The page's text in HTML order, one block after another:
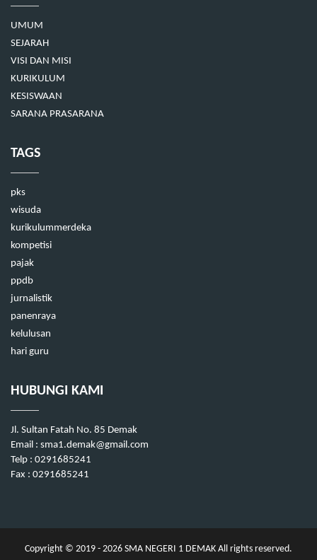
UMUM
SEJARAH
VISI DAN MISI
KURIKULUM
KESISWAAN
SARANA PRASARANA
TAGS
pks
wisuda
kurikulummerdeka
kompetisi
pajak
ppdb
jurnalistik
panenraya
kelulusan
hari guru
HUBUNGI KAMI
Jl. Sultan Fatah No. 85 Demak
Email : sma1.demak@gmail.com
Telp : 0291685241
Fax : 0291685241
Copyright © 2019 - 2026 SMA NEGERI 1 DEMAK All rights reserved.